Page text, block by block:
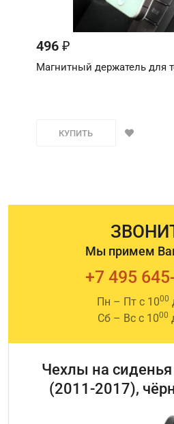
496 ₽
Магнитный держатель для
КУПИТЬ
Мы примем
+7 495
Пн – Пт с 1000
Сб – Вс с 1000
Чехлы на
(2011-2017),